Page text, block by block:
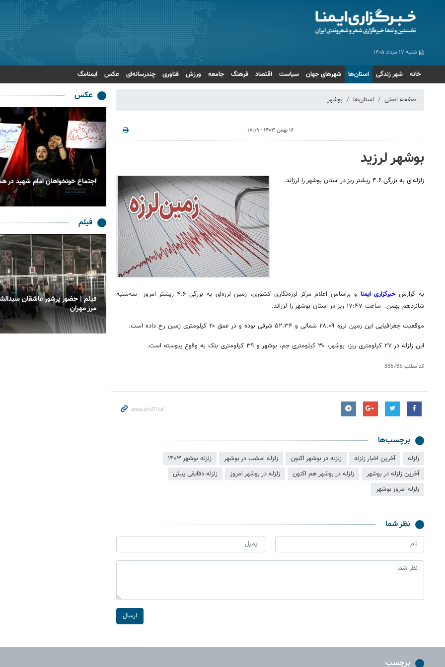
شنبه ۱۷ مرداد ۱۴۰۵
خانه شهر زندگی استان‌ها شهرهای جهان سیاست اقتصاد فرهنگ جامعه ورزش فناوری چندرسانه‌ای عکس ایمنامگ
صفحه اصلی استان‌ها بوشهر
۱۶ بهمن ۱۴۰۳ - ۱۸:۱۹
بوشهر لرزید
زلزله‌ای به بزرگی ۴.۶ ریشتر ریز در استان بوشهر را لرزاند.
به گزارشخبرگزاری ایمنا و براساس
اعلام مرکز لرزه‌نگاری کشوری، زمین لرزه‌ای به بزرگی ۴.۶ ریشتر امروز _سه‌شنبه
شانزدهم بهمن_ ساعت ۱۷:۴۷ ریز در استان بوشهر را لرزاند.
موقعیت جغرافیایی این زمین لرزه ۲۸.۰۹ شمالی و ۵۲.۳۴ شرقی بوده و در عمق ۲۰ کیلومتری زمین رخ داده است.
این زلزله در ۲۷ کیلومتری ریز، بوشهر، ۳۰ کیلومتری جم، بوشهر و ۳۹ کیلومتری
بنک به وقوع پیوسته است.
کد مطلب836735
برچسب‌ها
زلزله آخرین اخبار زلزله زلزله در بوشهر اکنون زلزله امشب در بوشهر
زلزله بوشهر ۱۴۰۳
آخرین زلزله در بوشهر
زلزله در بوشهر هم اکنون زلزله در بوشهر امروز
زلزله دقایقی پیش
زلزله امروز بوشهر
نظر شما
ارسال
عکس
بدرقه حماسی رهبر شهید انقلاب در مشهد پیاده روی اربعین حسینی در الرمیثه عراق اجتماع خونخواهان امام شهید در
فیلم
فیلم| موج عاشقی در مرز چذابه؛ زائران اربعین در
مسیر کربلا
خدمات گسترده شهرداری کرمانشاه در مسیر
فیلم | حضور پرشور عاشقان
مرز مهران
برچسب